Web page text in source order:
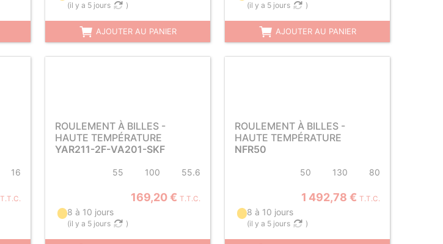
(il y a 5 jours )
AJOUTER AU PANIER
(il y a 5 jours )
AJOUTER AU PANIER
16
T.T.C.
ROULEMENT À BILLES -
HAUTE TEMPÉRATURE
YAR211-2F-VA201-SKF
55 100 55.6
169,20 € T.T.C.
8 à 10 jours
(il y a 5 jours )
ROULEMENT À BILLES -
HAUTE TEMPÉRATURE
NFR50
50 130 80
1 492,78 € T.T.C.
8 à 10 jours
(il y a 5 jours )